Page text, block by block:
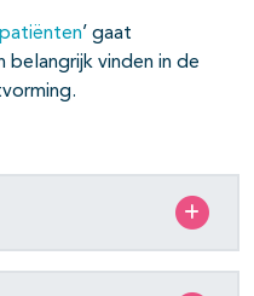
’ gaat
vinden in de